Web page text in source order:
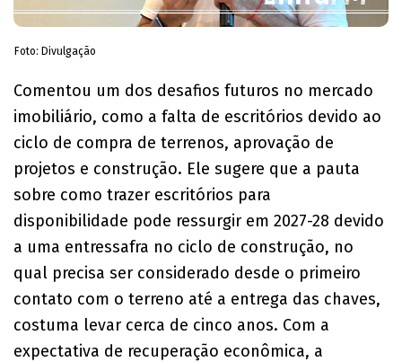
Foto: Divulgação
Comentou um dos desafios futuros no mercado
imobiliário, como a falta de escritórios devido ao
ciclo de compra de terrenos, aprovação de
projetos e construção. Ele sugere que a pauta
sobre como trazer escritórios para
disponibilidade pode ressurgir em 2027-28 devido
a uma entressafra no ciclo de construção, no
qual precisa ser considerado desde o primeiro
contato com o terreno até a entrega das chaves,
costuma levar cerca de cinco anos. Com a
expectativa de recuperação econômica, a